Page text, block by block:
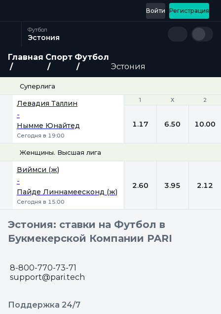
Регистрация
Войти
Футбол
Эстония
Главная Спорт Футбол
Эстония
Суперлига
1 Х 2
Левадия Таллин
-
Нымме Юнайтед
Сегодня в 19:00
1 Х 2
1.17 6.50 10.00
Женщины. Высшая лига
Виймси (ж)
-
Пайде Линнамеесконд (ж)
Сегодня в 15:00
2.60 3.95 2.12
Эстония: ставки на Футбол в
Букмекерской Компании PARI
8-800-770-73-71
support@pari.tech
Поддержка 24/7